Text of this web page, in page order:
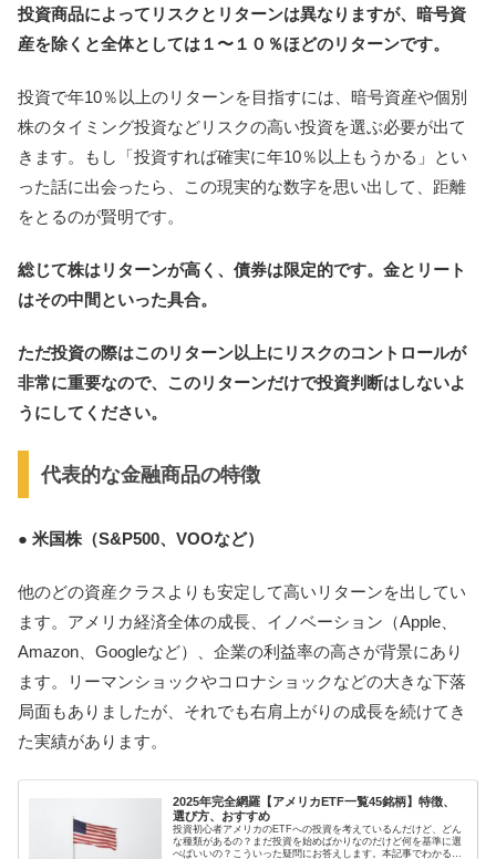
投資商品によってリスクとリターンは異なりますが、暗号資
産を除くと全体としては１〜１０％ほどのリターンです。
投資で年10％以上のリターンを目指すには、暗号資産や個別
株のタイミング投資などリスクの高い投資を選ぶ必要が出て
きます。もし「投資すれば確実に年10％以上もうかる」とい
った話に出会ったら、この現実的な数字を思い出して、距離
をとるのが賢明です。
総じて株はリターンが高く、債券は限定的です。金とリート
はその中間といった具合。
ただ投資の際はこのリターン以上にリスクのコントロールが
非常に重要なので、このリターンだけで投資判断はしないよ
うにしてください。
代表的な金融商品の特徴
● 米国株（S&P500、VOOなど）
他のどの資産クラスよりも安定して高いリターンを出してい
ます。アメリカ経済全体の成長、イノベーション（Apple、
Amazon、Googleなど）、企業の利益率の高さが背景にあり
ます。リーマンショックやコロナショックなどの大きな下落
局面もありましたが、それでも右肩上がりの成長を続けてき
た実績があります。
2025年完全網羅【アメリカETF一覧45銘柄】特徴、
選び方、おすすめ
投資初心者アメリカのETFへの投資を考えているんだけど、どん
な種類があるの？まだ投資を始めばかりなのだけど何を基準に選
べばいいの？こういった疑問にお答えします。本記事でわかるこ